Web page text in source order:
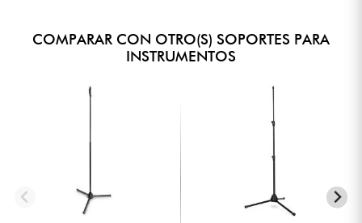
COMPARAR CON OTRO(S) SOPORTES PARA
INSTRUMENTOS